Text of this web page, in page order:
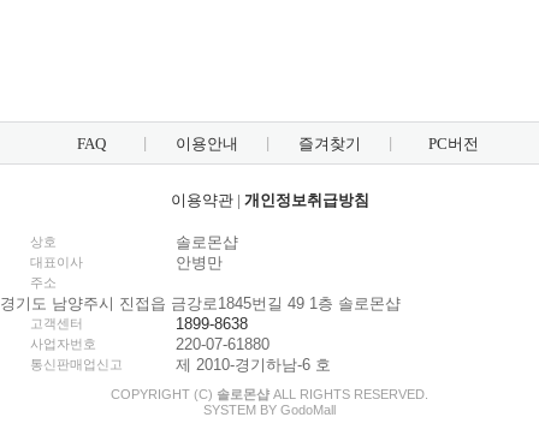
FAQ 이용안내 즐겨찾기 PC버전
이용약관| 개인정보취급방침
상호 솔로몬샵
대표이사 안병만
주소
경기도 남양주시 진접읍 금강로1845번길 49 1층 솔로몬샵
고객센터 1899-8638
사업자번호 220-07-61880
통신판매업신고 제 2010-경기하남-6 호
COPYRIGHT (C) 솔로몬샵 ALL RIGHTS RESERVED.
SYSTEM BY GodoMall